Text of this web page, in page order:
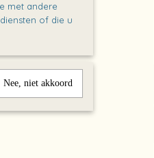
met andere
of die u
Nee, niet akkoord